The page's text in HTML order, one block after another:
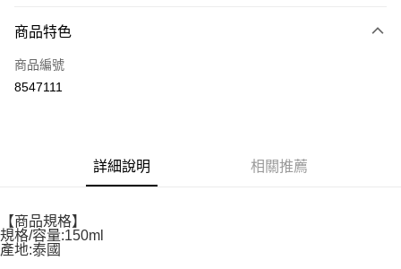
全家取貨付款
每筆NT$60，滿NT$599(含以上)免運費
付款後全家取貨
每筆NT$60，滿NT$599(含以上)免運費
每筆NT$60，滿NT$599(含以上)免運費
商品特色
商品編號
8547111
詳細說明 相關推薦
【商品規格】
規格/容量:150ml
產地:泰國